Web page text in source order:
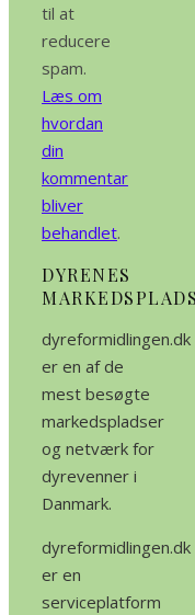
til at
reducere
spam.
Læs om
hvordan
din
kommentar
bliver
behandlet.
DYRENES
MARKEDSPLADS
dyreformidlingen.dk
er en af de
mest besøgte
markedspladser
og netværk for
dyrevenner i
Danmark.
dyreformidlingen.dk
er en
serviceplatform